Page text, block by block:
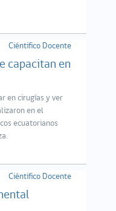
Ciéntifico Docente
capacitan en
en cirugías y ver
en el
ecuatorianos
Ciéntifico Docente